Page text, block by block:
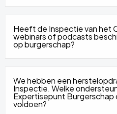
Heeft de Inspectie van het
webinars of podcasts
op burgerschap?
We hebben een
Inspectie. Welke
Expertisepunt Burgerschap
voldoen?